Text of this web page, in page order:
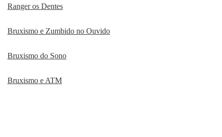
Ranger os Dentes
Bruxismo e Zumbido no Ouvido
Bruxismo do Sono
Bruxismo e ATM